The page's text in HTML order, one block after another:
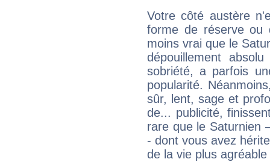
Votre côté austère
forme de réserve
moins vrai que le
dépouillement
sobriété, a parfois
popularité.
sûr, lent, sage et
de... publicité,
rare que le Saturnien
- dont vous avez
de la vie plus